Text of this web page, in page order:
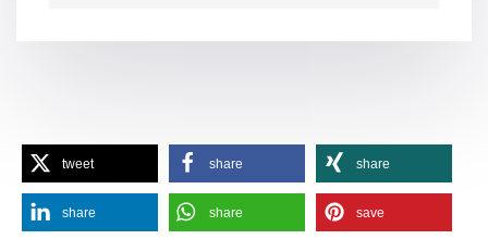
tweet share share
share share save